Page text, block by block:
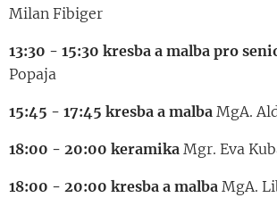
Milan Fibiger
13:30 - 15:30 kresba a malba pro
Popaja
15:45 - 17:45 kresba a malba MgA.
18:00 - 20:00 keramika Mgr. Eva
18:00 - 20:00 kresba a malba MgA.